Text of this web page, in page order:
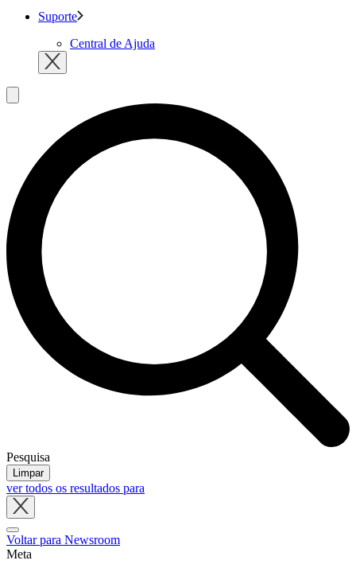
Suporte
Central de Ajuda
Pesquisa
Limpar
ver todos os resultados para
tray
Voltar para Newsroom
Meta